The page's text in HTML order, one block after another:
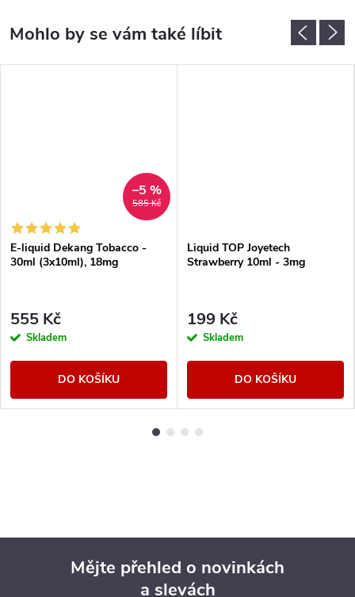
585 Kč
–5 %
E-liquid Dekang Tobacco -
30ml (3x10ml), 18mg
555 Kč
Skladem
DO KOŠÍKU
Liquid TOP Joyetech
Strawberry 10ml - 3mg
199 Kč
Skladem
DO KOŠÍKU
Mějte přehled o novinkách
a slevách